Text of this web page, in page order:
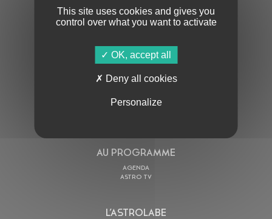
S'ABONNER À LA NEWSLETTER
AU PROGRAMME
AGENDA
ASTRO TV
L’ASTROLABE
This site uses cookies and gives you
control over what you want to activate
OK, accept all
Deny all cookies
Personalize